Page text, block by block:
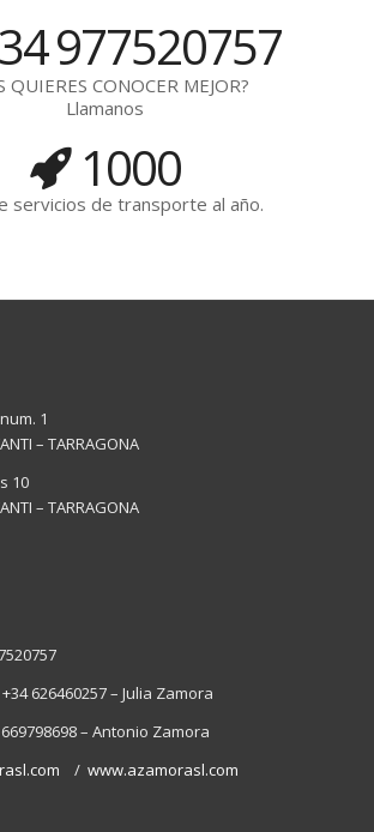
977520757
QUIERES CONOCER MEJOR?
Llamanos
1000
servicios de transporte al año.
1
– TARRAGONA
10
– TARRAGONA
626460257 – Julia Zamora
– Antonio Zamora
/ www.azamorasl.com